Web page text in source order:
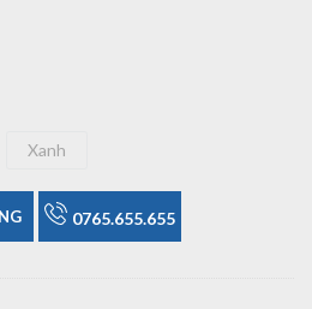
Xanh
Xanh
A005 số lượng
0765.655.655